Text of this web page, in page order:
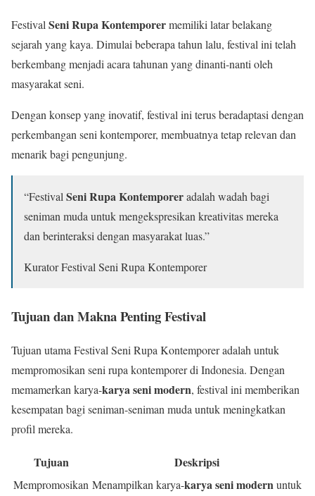
Festival Seni Rupa Kontemporermemiliki latar belakang
sejarah yang kaya. Dimulai beberapa tahun lalu, festival ini telah
berkembang menjadi acara tahunan yang dinanti-nanti oleh
masyarakat seni.
Dengan konsep yang inovatif, festival ini terus beradaptasi dengan
perkembangan seni kontemporer, membuatnya tetap relevan dan
menarik bagi pengunjung.
“Festival Seni Rupa Kontemporeradalah wadah bagi
seniman muda untuk mengekspresikan kreativitas mereka
dan berinteraksi dengan masyarakat luas.”
Kurator Festival Seni Rupa Kontemporer
Tujuan dan Makna Penting Festival
Tujuan utama Festival Seni Rupa Kontemporer adalah untuk
mempromosikan seni rupa kontemporer di Indonesia. Dengan
memamerkan karya-karya seni modern, festival ini memberikan
kesempatan bagi seniman-seniman muda untuk meningkatkan
profil mereka.
Tujuan Deskripsi
Mempromosikan Menampilkan karya-karya seni modernuntuk